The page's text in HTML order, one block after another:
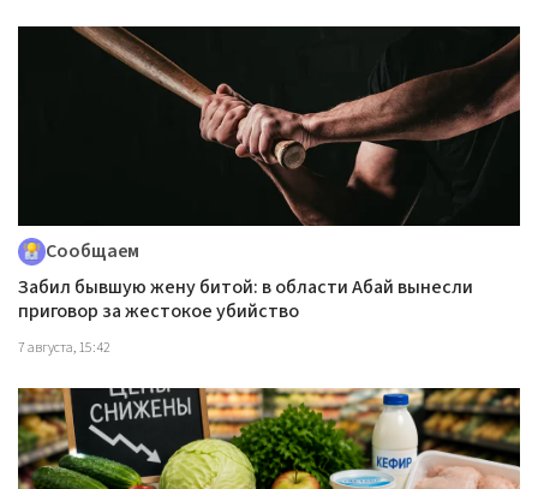
Сообщаем
Забил бывшую жену битой: в области Абай вынесли
приговор за жестокое убийство
7 августа, 15:42